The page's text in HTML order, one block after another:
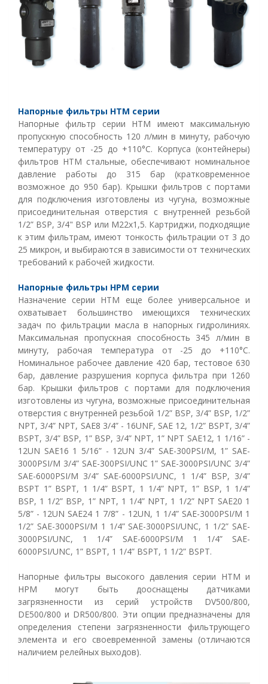
Напорные фильтры HTM серии
Напорные фильтр серии HTM имеют максимальную
пропускную способность 120 л/мин в минуту, рабочую
температуру от -25 до +110°C. Корпуса (контейнеры)
фильтров HTM стальные, обеспечивают номинальное
давление работы до 315 бар (кратковременное
возможное до 950 бар). Крышки фильтров с портами
для подключения изготовлены из чугуна, возможные
присоединительная отверстия с внутренней резьбой
1/2” BSP, 3/4" BSP или M22x1,5. Картриджи, подходящие
к этим фильтрам, имеют тонкость фильтрации от 3 до
25 микрон, и выбираются в зависимости от технических
требований к рабочей жидкости.
Напорные фильтры HPM серии
Назначение серии HTM еще более универсальное и
охватывает большинство имеющихся технических
задач по фильтрации масла в напорных гидролиниях.
Максимальная пропускная способность 345 л/мин в
минуту, рабочая температура от -25 до +110°C.
Номинальное рабочее давление 420 бар, тестовое 630
бар, давление разрушения корпуса фильтра при 1260
бар. Крышки фильтров с портами для подключения
изготовлены из чугуна, возможные присоединительная
отверстия с внутренней резьбой 1/2” BSP, 3/4” BSP, 1/2”
NPT, 3/4” NPT, SAE8 3/4” - 16UNF, SAE 12, 1/2” BSPT, 3/4”
BSPT, 3/4” BSP, 1” BSP, 3/4” NPT, 1” NPT SAE12, 1 1/16” -
12UN SAE16 1 5/16” - 12UN 3/4” SAE-300PSI/M, 1” SAE-
3000PSI/M 3/4” SAE-300PSI/UNC 1” SAE-3000PSI/UNC 3/4”
SAE-6000PSI/M 3/4” SAE-6000PSI/UNC, 1 1/4” BSP, 3/4”
BSPT 1” BSPT, 1 1/4” BSPT, 1 1/4” NPT, 1” BSP, 1 1/4”
BSP, 1 1/2” BSP, 1” NPT, 1 1/4” NPT, 1 1/2” NPT SAE20 1
5/8” - 12UN SAE24 1 7/8” - 12UN, 1 1/4” SAE-3000PSI/M 1
1/2” SAE-3000PSI/M 1 1/4” SAE-3000PSI/UNC, 1 1/2” SAE-
3000PSI/UNC, 1 1/4” SAE-6000PSI/M 1 1/4” SAE-
6000PSI/UNC, 1” BSPT, 1 1/4” BSPT, 1 1/2” BSPT.
Напорные фильтры высокого давления серии HTM и
HPM могут быть дооснащены датчиками
загрязненности из серий устройств DV500/800,
DE500/800 и DR500/800. Эти опции предназначены для
определения степени загрязненности фильтрующего
элемента и его своевременной замены (отличаются
наличием релейных выходов).